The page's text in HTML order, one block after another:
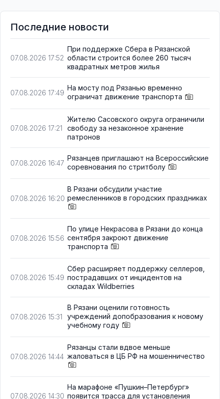
Последние новости
07.08.2026 17:52
При поддержке Сбера в Рязанской
области строится более 260 тысяч
квадратных метров жилья
07.08.2026 17:49
На мосту под Рязанью временно
ограничат движение транспорта
07.08.2026 17:21
Жителю Сасовского округа ограничили
свободу за незаконное хранение
патронов
07.08.2026 16:47
Рязанцев приглашают на Всероссийские
соревнования по стритболу
07.08.2026 16:20
В Рязани обсудили участие
ремесленников в городских праздниках
07.08.2026 15:56
По улице Некрасова в Рязани до конца
сентября закроют движение
транспорта
07.08.2026 15:49
Сбер расширяет поддержку селлеров,
пострадавших от инцидентов на
складах Wildberries
07.08.2026 15:31
В Рязани оценили готовность
учреждений допобразования к новому
учебному году
07.08.2026 14:44
Рязанцы стали вдвое меньше
жаловаться в ЦБ РФ на мошенничество
07.08.2026 14:30
На марафоне «Пушкин–Петербург»
появится трасса для установления